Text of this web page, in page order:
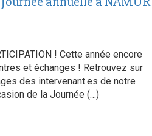
! Cette année encore
et échanges ! Retrouvez sur
des intervenant.es de notre
de la Journée (…)